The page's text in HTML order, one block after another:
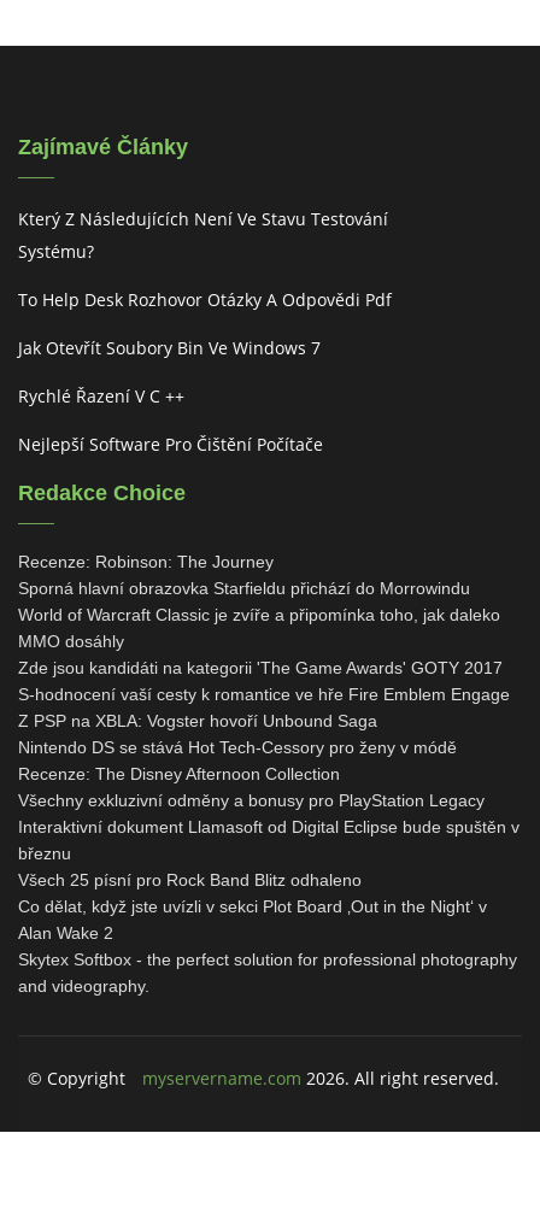
Zajímavé Články
Který Z Následujících Není Ve Stavu Testování
Systému?
To Help Desk Rozhovor Otázky A Odpovědi Pdf
Jak Otevřít Soubory Bin Ve Windows 7
Rychlé Řazení V C ++
Nejlepší Software Pro Čištění Počítače
Redakce Choice
Recenze: Robinson: The Journey
Sporná hlavní obrazovka Starfieldu přichází do Morrowindu
World of Warcraft Classic je zvíře a připomínka toho, jak daleko
MMO dosáhly
Zde jsou kandidáti na kategorii 'The Game Awards' GOTY 2017
S-hodnocení vaší cesty k romantice ve hře Fire Emblem Engage
Z PSP na XBLA: Vogster hovoří Unbound Saga
Nintendo DS se stává Hot Tech-Cessory pro ženy v módě
Recenze: The Disney Afternoon Collection
Všechny exkluzivní odměny a bonusy pro PlayStation Legacy
Interaktivní dokument Llamasoft od Digital Eclipse bude spuštěn v
březnu
Všech 25 písní pro Rock Band Blitz odhaleno
Co dělat, když jste uvízli v sekci Plot Board ‚Out in the Night‘ v
Alan Wake 2
Skytex Softbox - the perfect solution for professional photography
and videography.
© Copyright myservername.com 2026. All right reserved.